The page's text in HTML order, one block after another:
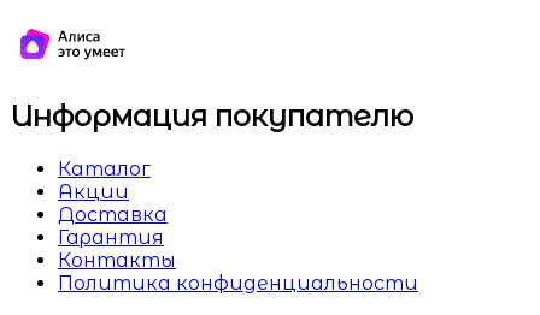
Информация покупателю
Каталог
Акции
Доставка
Гарантия
Контакты
Политика конфиденциальности